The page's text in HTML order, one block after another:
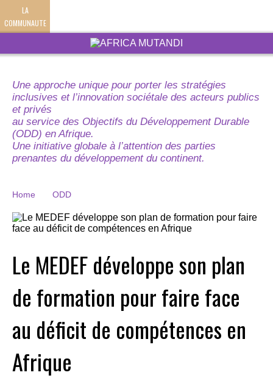
LA
COMMUNAUTE
Une approche unique pour porter les stratégies
inclusives et l’innovation sociétale des acteurs publics
et privés
au service des Objectifs du Développement Durable
(ODD) en Afrique.
Une initiative globale à l’attention des parties
prenantes du développement du continent.
Home ODD
Le MEDEF développe son plan
de formation pour faire face
au déficit de compétences en
Afrique